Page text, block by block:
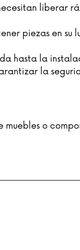
liberar
piezas en su
hasta la
la
o